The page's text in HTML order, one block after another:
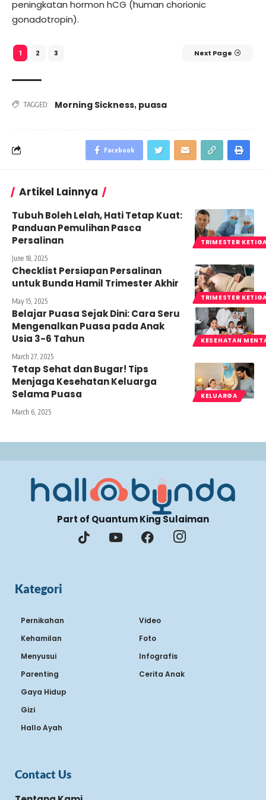
peningkatan hormon hCG (human chorionic
gonadotropin).
1 2 3 Next Page
TAGGED: Morning Sickness, puasa
Facebook
Artikel Lainnya
TRIMESTER
Tubuh Boleh Lelah, Hati Tetap Kuat:
Panduan Pemulihan Pasca
Persalinan
June 18, 2025
TRIMESTER
Checklist Persiapan Persalinan
untuk Bunda Hamil Trimester Akhir
May 15, 2025
KESEHATAN
Belajar Puasa Sejak Dini: Cara Seru
Mengenalkan Puasa pada Anak
Usia 3-6 Tahun
March 27, 2025
KELUARGA
Tetap Sehat dan Bugar! Tips
Menjaga Kesehatan Keluarga
Selama Puasa
March 6, 2025
Part of Quantum King Sulaiman
Kategori
Pernikahan
Kehamilan
Menyusui
Parenting
Gaya Hidup
Gizi
Hallo Ayah
Video
Foto
Infografis
Cerita Anak
Contact Us